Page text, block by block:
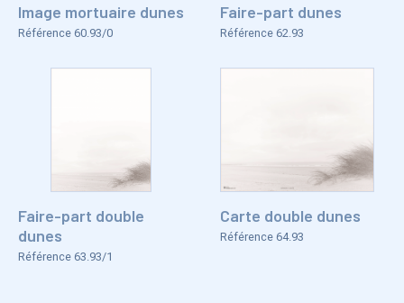
Image mortuaire dunes
Référence 60.93/0
Faire-part dunes
Référence 62.93
Faire-part double
dunes
Référence 63.93/1
Carte double dunes
Référence 64.93